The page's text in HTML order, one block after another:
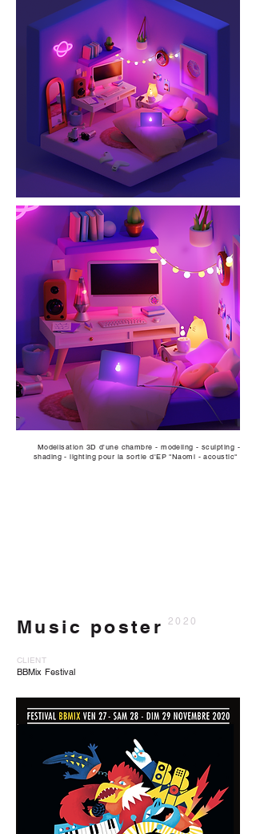
Modelisation 3D d'une chambre - modeling - sculpting -
shading - lighting pour la sortie d'EP "Naomi - acoustic"
Music poster 2020
CLIENT
BBMix Festival